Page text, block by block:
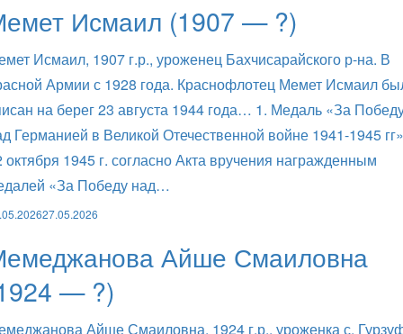
Исмаил (1907 — ?)
Исмаил, 1907 г.р., уроженец Бахчисарайского р-на. В
Армии с 1928 года. Краснофлотец Мемет Исмаил
на берег 23 августа 1944 года… 1. Медаль «За
Германией в Великой Отечественной войне 1941-1945 гг»
октября 1945 г. согласно Акта вручения награжденным
«За Победу над…
27.05.2026
Айше Смаиловна
— ?)
Айше Смаиловна, 1924 г.р., уроженка с.